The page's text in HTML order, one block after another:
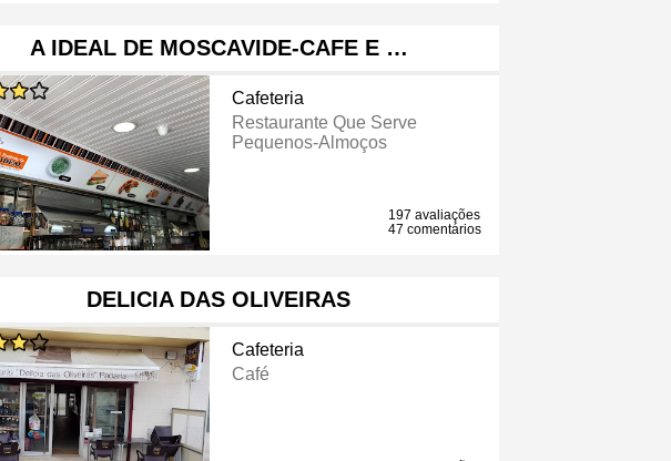
A IDEAL DE MOSCAVIDE-CAFE E …
Cafeteria
Restaurante Que Serve
Pequenos-Almoços
197 avaliações
47 comentários
DELICIA DAS OLIVEIRAS
Cafeteria
Café